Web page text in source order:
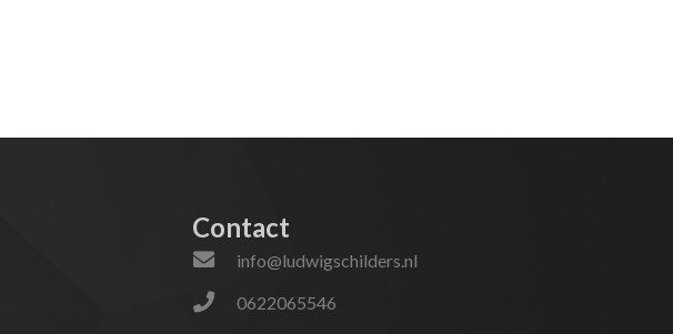
Contact
info@ludwigschilders.nl
0622065546